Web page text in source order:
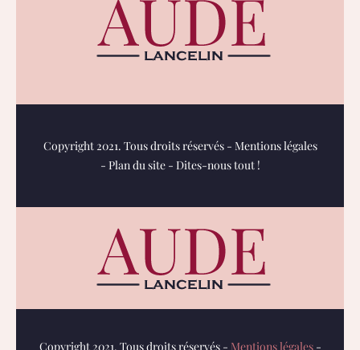
Copyright 2021. Tous droits réservés - Mentions légales
- Plan du site- Dites-nous tout !
Copyright 2021. Tous droits réservés - Mentions légales-